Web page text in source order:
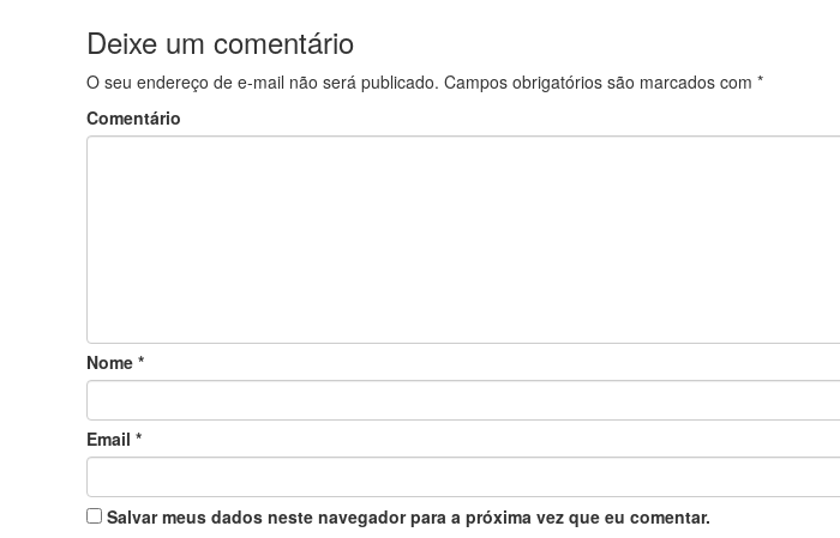
Deixe um comentário
O seu endereço de e-mail não será publicado. Campos obrigatórios são marcados com *
Comentário
Nome *
Email *
Salvar meus dados neste navegador para a próxima vez que eu comentar.